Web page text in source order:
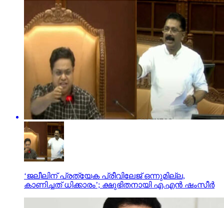
‘ജലീലിന് പ്രത്യേക പ്രീവിലേജ് ഒന്നുമില്ല,
കാണിച്ചത് ധിക്കാരം’; ക്ഷുഭിതനായി എ.എന്‍ ഷംസീര്‍